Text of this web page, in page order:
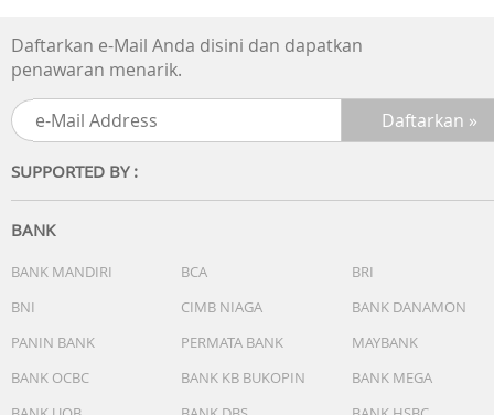
dapat menyesuaikan pencahayaan agar pas dengan
lingkungan mana pun, memastikan potret yang alami
berseri.
Intuitive Joystick Control
Kendalikan pergerakan gimbal, zoom, dan lampu pengisi
pada Multifunctional Module 2 hanya dengan jempol
Desain tanpa roda gigi (gear-free) memastikan respons
dan hasil profesional.
Snap On, Snap Off
Pasang atau lepas remote dengan cepat. Gunakan pada
pegang secara terpisah untuk pembingkaian yang lebih
Daftarkan e-Mail Anda disini dan dapatkan
penawaran menarik.
SUPPORTED BY :
BANK
BANK MANDIRI BCA
BRI
BNI
CIMB NIAGA
BANK DANAMON
PANIN BANK
PERMATA BANK
MAYBANK
BANK OCBC
BANK KB BUKOPIN
BANK MEGA